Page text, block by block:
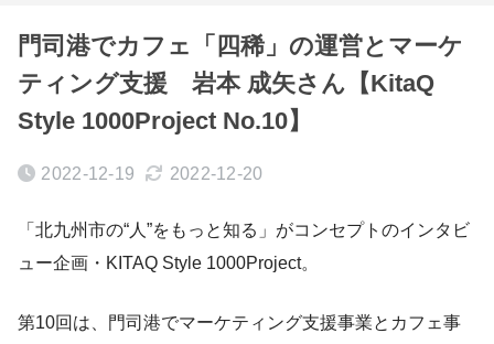
門司港でカフェ「四稀」の運営とマーケ
ティング支援 岩本 成矢さん【KitaQ
Style 1000Project No.10】
2022-12-19 2022-12-20
「北九州市の“人”をもっと知る」がコンセプトのインタビ
ュー企画・KITAQ Style 1000Project。
第10回は、門司港でマーケティング支援事業とカフェ事